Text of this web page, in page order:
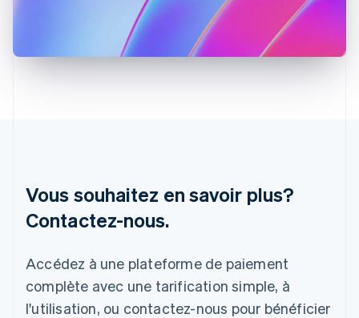
Vous souhaitez en savoir plus?
Contactez-nous.
Accédez à une plateforme de paiement
complète avec une tarification simple, à
l'utilisation, ou contactez-nous pour bénéficier
Liechtenstein
Deutsch English
Lituanie
Luxembourg
Français English
Malaisie
English简体中文